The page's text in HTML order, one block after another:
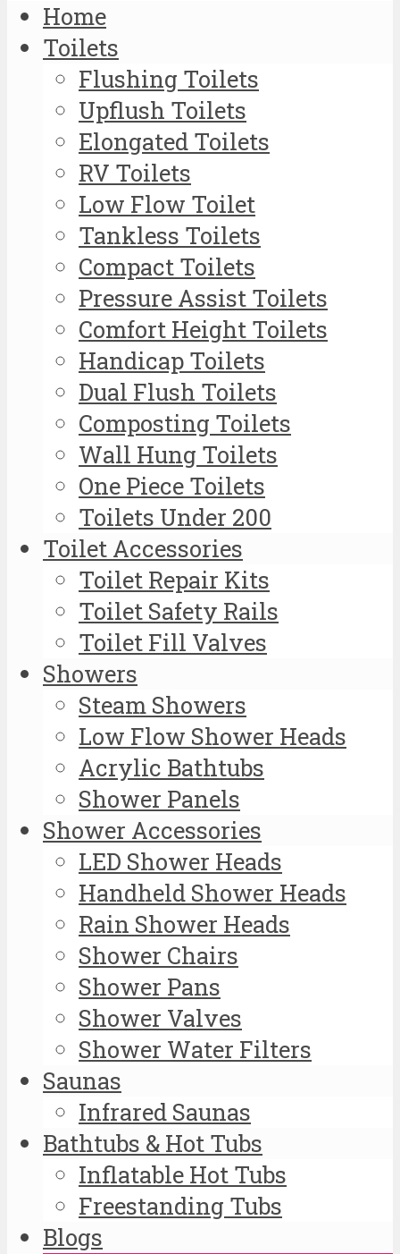
Home
Toilets
Flushing Toilets
Upflush Toilets
Elongated Toilets
RV Toilets
Low Flow Toilet
Tankless Toilets
Compact Toilets
Pressure Assist Toilets
Comfort Height Toilets
Handicap Toilets
Dual Flush Toilets
Composting Toilets
Wall Hung Toilets
One Piece Toilets
Toilets Under 200
Toilet Accessories
Toilet Repair Kits
Toilet Safety Rails
Toilet Fill Valves
Showers
Steam Showers
Low Flow Shower Heads
Acrylic Bathtubs
Shower Panels
Shower Accessories
LED Shower Heads
Handheld Shower Heads
Rain Shower Heads
Shower Chairs
Shower Pans
Shower Valves
Shower Water Filters
Saunas
Infrared Saunas
Bathtubs & Hot Tubs
Inflatable Hot Tubs
Freestanding Tubs
Blogs